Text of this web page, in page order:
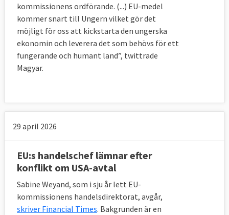
kommissionens ordförande. (...) EU-medel
kommer snart till Ungern vilket gör det
möjligt för oss att kickstarta den ungerska
ekonomin och leverera det som behövs för ett
fungerande och humant land”, twittrade
Magyar.
29 april 2026
EU:s handelschef lämnar efter
konflikt om USA-avtal
Sabine Weyand, som i sju år lett EU-
kommissionens handelsdirektorat, avgår,
skriver Financial Times. Bakgrunden är en